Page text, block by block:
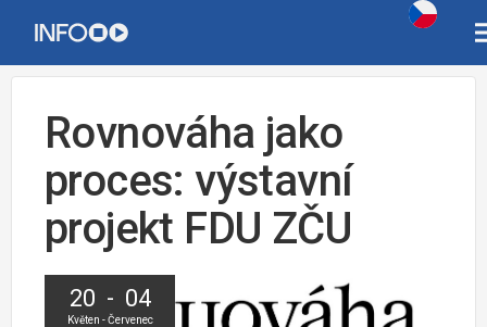
Rovnováha jako
proces: výstavní
projekt FDU ZČU
20 - 04
Květen - Červenec